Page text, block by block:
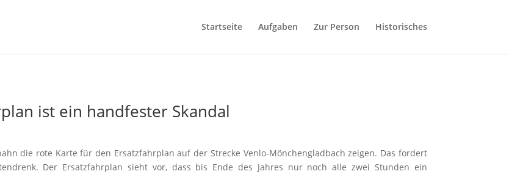
Startseite Aufgaben Zur Person Historisches
ist ein handfester Skandal
die rote Karte für den Ersatzfahrplan auf der Strecke Venlo-Mönchengladbach zeigen. Das fordert
Der Ersatzfahrplan sieht vor, dass bis Ende des Jahres nur noch alle zwei Stunden ein